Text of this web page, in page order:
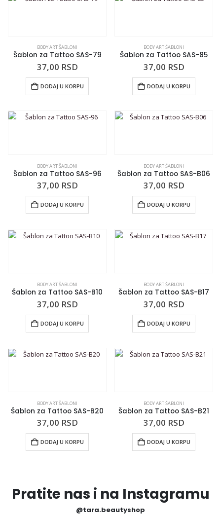
BODY ART ŠABLONI
Šablon za Tattoo SAS-79
37,00 RSD
DODAJ U KORPU
BODY ART ŠABLONI
Šablon za Tattoo SAS-85
37,00 RSD
DODAJ U KORPU
BODY ART ŠABLONI
Šablon za Tattoo SAS-96
37,00 RSD
DODAJ U KORPU
BODY ART ŠABLONI
Šablon za Tattoo SAS-B06
37,00 RSD
DODAJ U KORPU
BODY ART ŠABLONI
Šablon za Tattoo SAS-B10
37,00 RSD
DODAJ U KORPU
BODY ART ŠABLONI
Šablon za Tattoo SAS-B17
37,00 RSD
DODAJ U KORPU
BODY ART ŠABLONI
Šablon za Tattoo SAS-B20
37,00 RSD
DODAJ U KORPU
BODY ART ŠABLONI
Šablon za Tattoo SAS-B21
37,00 RSD
DODAJ U KORPU
Pratite nas i na Instagramu
@tara.beautyshop